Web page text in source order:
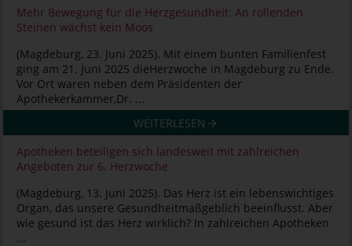
Mehr Bewegung für die Herzgesundheit: An rollenden
Steinen wächst kein Moos
(Magdeburg, 23. Juni 2025). Mit einem bunten Familienfest
ging am 21. Juni 2025 dieHerzwoche in Magdeburg zu Ende.
Vor Ort waren neben dem Präsidenten der
Apothekerkammer,Dr. ...
WEITERLESEN
Apotheken beteiligen sich landesweit mit zahlreichen
Angeboten zur 6. Herzwoche
(Magdeburg, 13. Juni 2025). Das Herz ist ein lebenswichtiges
Organ, das unsere Gesundheitmaßgeblich beeinflusst. Aber
wie gesund ist das Herz wirklich? In zahlreichen Apotheken
...